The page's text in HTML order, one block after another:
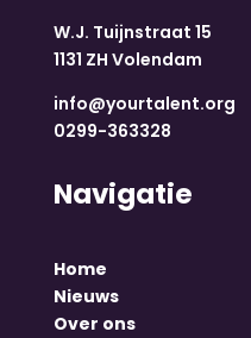
W.J. Tuijnstraat 15
1131 ZH Volendam
info@yourtalent.org
0299-363328
Navigatie
Home
Nieuws
Over ons